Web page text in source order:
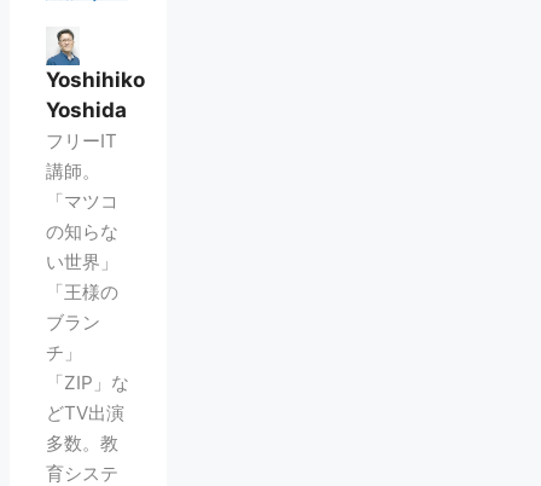
Yoshihiko
Yoshida
フリーIT
講師。
「マツコ
の知らな
い世界」
「王様の
ブラン
チ」
「ZIP」な
どTV出演
多数。教
育システ